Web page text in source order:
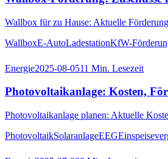
Wallbox für zu Hause: Aktuelle
WallboxE-AutoLadestationKfW-
Energie2025-08-0511 Min. Lesezeit
Photovoltaikanlage: Kosten,
Photovoltaikanlage planen: Aktuelle
PhotovoltaikSolaranlageEEG